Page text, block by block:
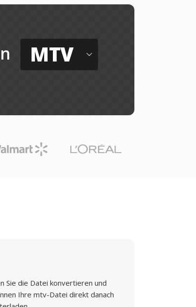
MTV
Sie die Datei konvertieren und
Ihre mtv-Datei direkt danach